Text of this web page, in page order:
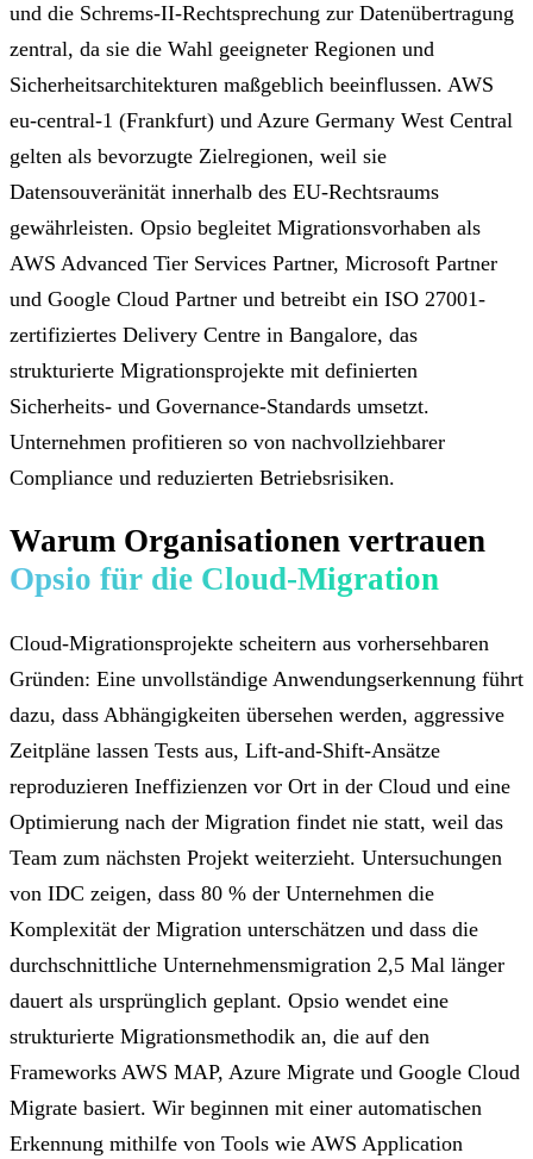
und die Schrems-II-Rechtsprechung zur Datenübertragung
zentral, da sie die Wahl geeigneter Regionen und
Sicherheitsarchitekturen maßgeblich beeinflussen. AWS
eu-central-1 (Frankfurt) und Azure Germany West Central
gelten als bevorzugte Zielregionen, weil sie
Datensouveränität innerhalb des EU-Rechtsraums
gewährleisten. Opsio begleitet Migrationsvorhaben als
AWS Advanced Tier Services Partner, Microsoft Partner
und Google Cloud Partner und betreibt ein ISO 27001-
zertifiziertes Delivery Centre in Bangalore, das
strukturierte Migrationsprojekte mit definierten
Sicherheits- und Governance-Standards umsetzt.
Unternehmen profitieren so von nachvollziehbarer
Compliance und reduzierten Betriebsrisiken.
Warum Organisationen vertrauen
Opsio für die Cloud-Migration
Cloud-Migrationsprojekte scheitern aus vorhersehbaren
Gründen: Eine unvollständige Anwendungserkennung führt
dazu, dass Abhängigkeiten übersehen werden, aggressive
Zeitpläne lassen Tests aus, Lift-and-Shift-Ansätze
reproduzieren Ineffizienzen vor Ort in der Cloud und eine
Optimierung nach der Migration findet nie statt, weil das
Team zum nächsten Projekt weiterzieht. Untersuchungen
von IDC zeigen, dass 80 % der Unternehmen die
Komplexität der Migration unterschätzen und dass die
durchschnittliche Unternehmensmigration 2,5 Mal länger
dauert als ursprünglich geplant. Opsio wendet eine
strukturierte Migrationsmethodik an, die auf den
Frameworks AWS MAP, Azure Migrate und Google Cloud
Migrate basiert. Wir beginnen mit einer automatischen
Erkennung mithilfe von Tools wie AWS Application